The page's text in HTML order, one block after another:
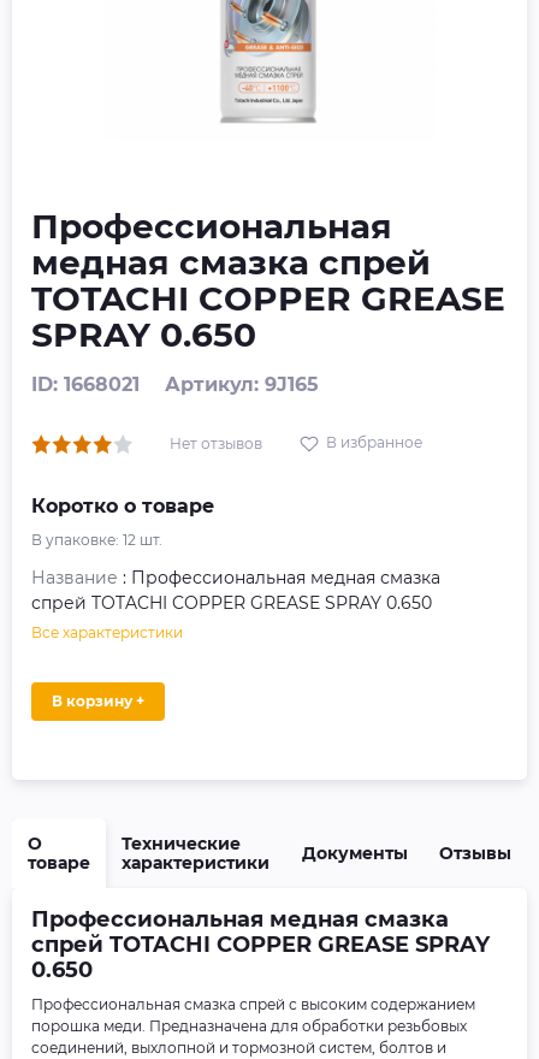
Профессиональная
медная смазка спрей
TOTACHI COPPER GREASE
SPRAY 0.650
ID: 1668021 Артикул: 9J165
Нет отзывов В избранное
Коротко о товаре
В упаковке: 12 шт.
Название : Профессиональная медная смазка
спрей TOTACHI COPPER GREASE SPRAY 0.650
Все характеристики
В корзину +
О
товаре
Технические
характеристики
Документы Отзывы
Профессиональная медная смазка
спрей TOTACHI COPPER GREASE SPRAY
0.650
Профессиональная смазка спрей с высоким содержанием
порошка меди. Предназначена для обработки резьбовых
соединений, выхлопной и тормозной систем, болтов и